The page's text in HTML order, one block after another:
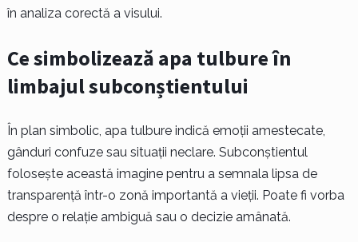
în analiza corectă a visului.
Ce simbolizează apa tulbure în
limbajul subconștientului
În plan simbolic, apa tulbure indică emoții amestecate,
gânduri confuze sau situații neclare. Subconștientul
folosește această imagine pentru a semnala lipsa de
transparență într-o zonă importantă a vieții. Poate fi vorba
despre o relație ambiguă sau o decizie amânată.